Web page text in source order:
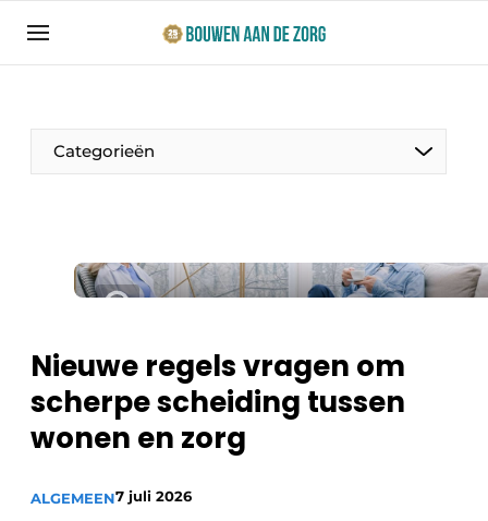
Aanmelden
Bedrijven
Bouwen aan de Zorg | Vakblad over bouw en
Direct contact
Jubileumboek
Meest gelezen
Podcasts
Categorieën
Productinformatie
Ziekenhuizen
Woonzorg & Verpleeghuizen
Privéklinieken
Nieuwe regels vragen om
scherpe scheiding tussen
wonen en zorg
ALGEMEEN7 juli 2026